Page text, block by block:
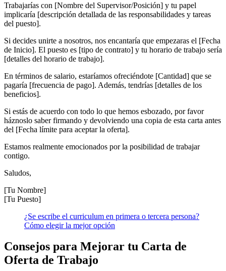
Trabajarías con [Nombre del Supervisor/Posición] y tu papel
implicaría [descripción detallada de las responsabilidades y tareas
del puesto].
Si decides unirte a nosotros, nos encantaría que empezaras el [Fecha
de Inicio]. El puesto es [tipo de contrato] y tu horario de trabajo sería
[detalles del horario de trabajo].
En términos de salario, estaríamos ofreciéndote [Cantidad] que se
pagaría [frecuencia de pago]. Además, tendrías [detalles de los
beneficios].
Si estás de acuerdo con todo lo que hemos esbozado, por favor
háznoslo saber firmando y devolviendo una copia de esta carta antes
del [Fecha límite para aceptar la oferta].
Estamos realmente emocionados por la posibilidad de trabajar
contigo.
Saludos,
[Tu Nombre]
[Tu Puesto]
¿Se escribe el curriculum en primera o tercera persona?
Cómo elegir la mejor opción
Consejos para Mejorar tu Carta de
Oferta de Trabajo